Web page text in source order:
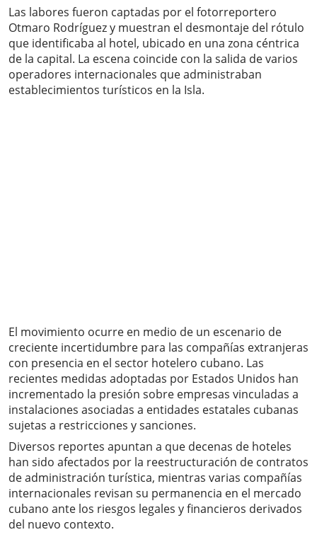
Las labores fueron captadas por el fotorreportero
Otmaro Rodríguez y muestran el desmontaje del rótulo
que identificaba al hotel, ubicado en una zona céntrica
de la capital. La escena coincide con la salida de varios
operadores internacionales que administraban
establecimientos turísticos en la Isla.
El movimiento ocurre en medio de un escenario de
creciente incertidumbre para las compañías extranjeras
con presencia en el sector hotelero cubano. Las
recientes medidas adoptadas por Estados Unidos han
incrementado la presión sobre empresas vinculadas a
instalaciones asociadas a entidades estatales cubanas
sujetas a restricciones y sanciones.
Diversos reportes apuntan a que decenas de hoteles
han sido afectados por la reestructuración de contratos
de administración turística, mientras varias compañías
internacionales revisan su permanencia en el mercado
cubano ante los riesgos legales y financieros derivados
del nuevo contexto.